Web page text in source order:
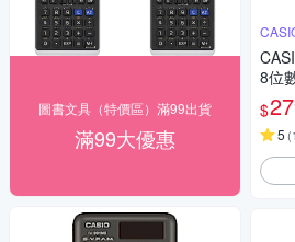
圖書文具（特價區）滿99出貨
滿99大優惠
8位
-
$
5 (1